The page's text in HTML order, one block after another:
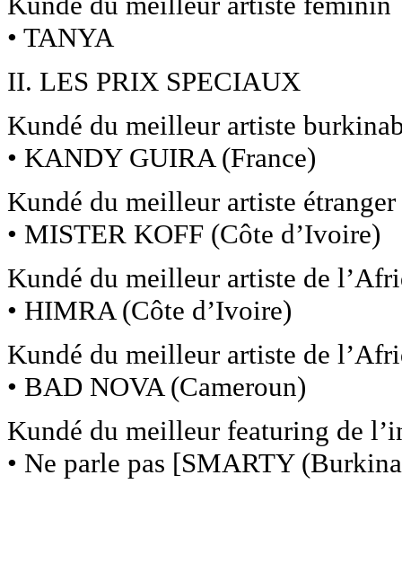
• TANYA
II. LES PRIX SPECIAUX
Kundé du meilleur artiste
• KANDY GUIRA (France)
Kundé du meilleur artiste
• MISTER KOFF (Côte d’Ivoire)
Kundé du meilleur artiste de
• HIMRA (Côte d’Ivoire)
Kundé du meilleur artiste de
• BAD NOVA (Cameroun)
Kundé du meilleur featuring de
• Ne parle pas [SMARTY